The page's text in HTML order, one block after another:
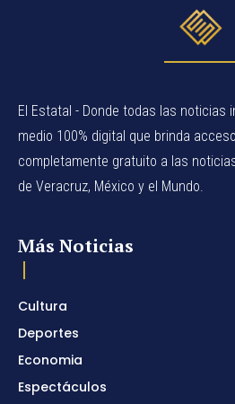
El Estatal - Donde todas las noticias
medio 100% digital que brinda
completamente gratuito a las
de Veracruz, México y el Mundo.
Más Noticias
Cultura
Deportes
Economia
Espectáculos